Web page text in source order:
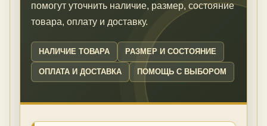
помогут уточнить наличие, размер, состояние
товара, оплату и доставку.
НАЛИЧИЕ ТОВАРА РАЗМЕР И СОСТОЯНИЕ
ОПЛАТА И ДОСТАВКА ПОМОЩЬ С ВЫБОРОМ